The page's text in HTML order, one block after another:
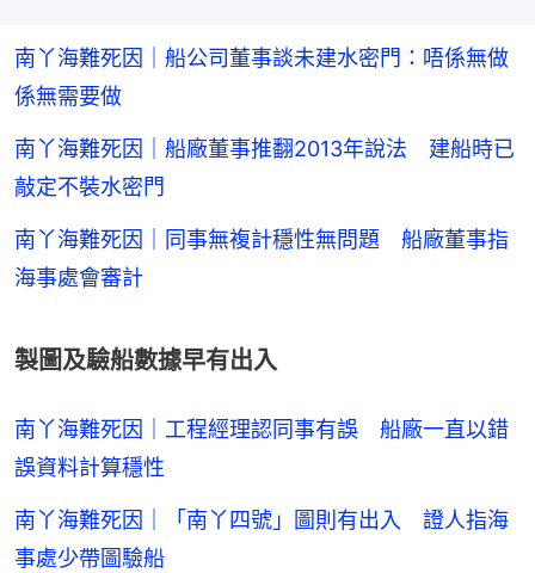
南丫海難死因｜船公司董事談未建水密門：唔係無做
係無需要做
南丫海難死因｜船廠董事推翻2013年說法 建船時已
敲定不裝水密門
南丫海難死因｜同事無複計穩性無問題 船廠董事指
海事處會審計
製圖及驗船數據早有出入
南丫海難死因｜工程經理認同事有誤 船廠一直以錯
誤資料計算穩性
南丫海難死因｜「南丫四號」圖則有出入 證人指海
事處少帶圖驗船